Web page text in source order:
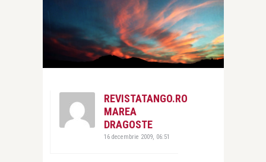
REVISTATANGO.RO
MAREA
DRAGOSTE
16 decembrie 2009, 06:51